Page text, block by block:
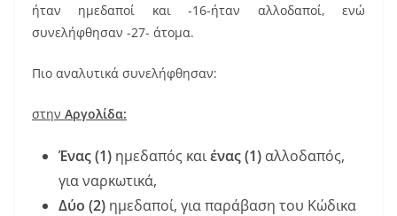
ήταν ημεδαποί και -16-ήταν αλλοδαποί, ενώ
συνελήφθησαν -27- άτομα.
Πιο αναλυτικά συνελήφθησαν:
στην Αργολίδα:
Ένας (1) ημεδαπός καιένας (1) αλλοδαπός,
για ναρκωτικά,
Δύο (2) ημεδαποί, για παράβαση του Κώδικα